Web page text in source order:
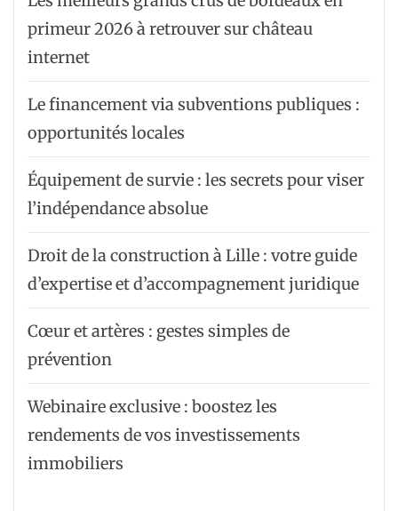
primeur 2026 à retrouver sur château
internet
Le financement via subventions publiques :
opportunités locales
Équipement de survie : les secrets pour viser
l’indépendance absolue
Droit de la construction à Lille : votre guide
d’expertise et d’accompagnement juridique
Cœur et artères : gestes simples de
prévention
Webinaire exclusive : boostez les
rendements de vos investissements
immobiliers